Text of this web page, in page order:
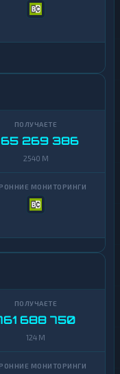
269 386
2540 M
688 750
124 M